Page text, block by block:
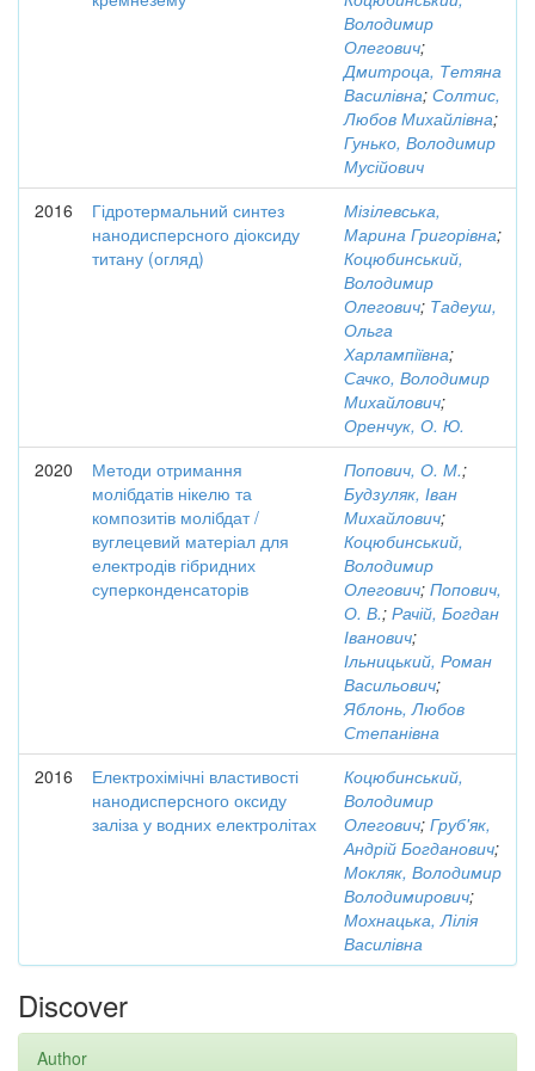
Володимир
Олегович;
Дмитроца, Тетяна
Василівна; Солтис,
Любов Михайлівна;
Гунько, Володимир
Мусійович
2016
Гідротермальний синтез
нанодисперсного діоксиду
титану (огляд)
Мізілевська,
Марина Григорівна;
Коцюбинський,
Володимир
Олегович; Тадеуш,
Ольга
Харлампіївна;
Сачко, Володимир
Михайлович;
Оренчук, О. Ю.
2020
Методи отримання
молібдатів нікелю та
композитів молібдат /
вуглецевий матеріал для
електродів гібридних
суперконденсаторів
Попович, О. М.;
Будзуляк, Іван
Михайлович;
Коцюбинський,
Володимир
Олегович; Попович,
О. В.; Рачій, Богдан
Іванович;
Ільницький, Роман
Васильович;
Яблонь, Любов
Степанівна
2016
Електрохімічні властивості
нанодисперсного оксиду
заліза у водних електролітах
Коцюбинський,
Володимир
Олегович; Груб'як,
Андрій Богданович;
Мокляк, Володимир
Володимирович;
Мохнацька, Лілія
Василівна
Discover
Author